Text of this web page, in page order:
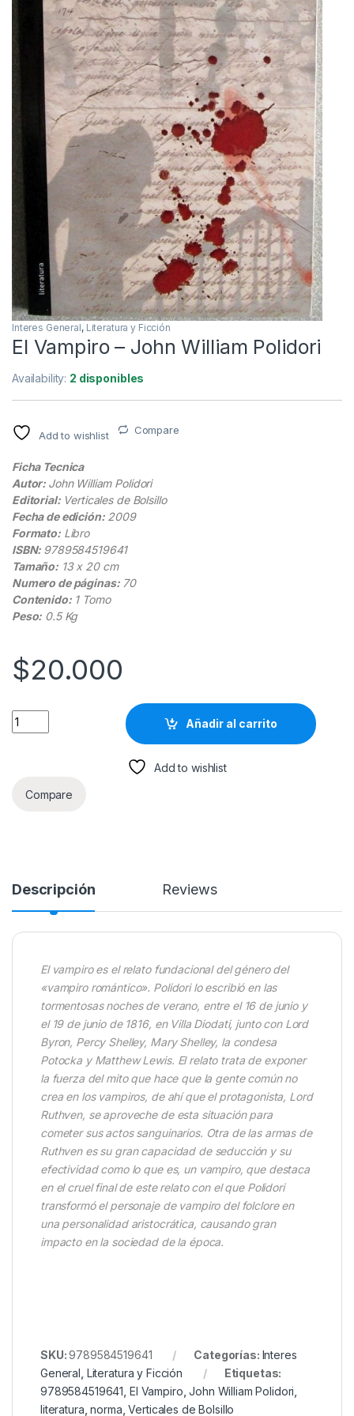
Interes General, Literatura y Ficción
El Vampiro – John William Polidori
Availability: 2 disponibles
Add to wishlist Compare
Ficha Tecnica
Autor: John William Polidori
Editorial:Verticales de Bolsillo
Fecha de edición:2009
Formato:Libro
ISBN: 9789584519641
Tamaño: 13 x 20 cm
Numero de páginas:70
Contenido:1 Tomo
Peso: 0.5 Kg
$20.000
El Vampiro - John William Polidori quantity
Añadir al carrito
Add to wishlist
Compare
Descripción Reviews
El vampiro es el relato fundacional del género del
«vampiro romántico». Polidori lo escribió en las
tormentosas noches de verano, entre el 16 de junio y
el 19 de junio de 1816, en Villa Diodati, junto con Lord
Byron, Percy Shelley, Mary Shelley, la condesa
Potocka y Matthew Lewis. El relato trata de exponer
la fuerza del mito que hace que la gente común no
crea en los vampiros, de ahí que el protagonista, Lord
Ruthven, se aproveche de esta situación para
cometer sus actos sanguinarios. Otra de las armas de
Ruthven es su gran capacidad de seducción y su
efectividad como lo que es, un vampiro, que destaca
en el cruel final de este relato con el que Polidori
transformó el personaje de vampiro del folclore en
una personalidad aristocrática, causando gran
impacto en la sociedad de la época.
SKU:9789584519641 Categorías: Interes
General Literatura y Ficción
Etiquetas:
9789584519641 El Vampiro ,John William Polidori
literatura ,norma ,Verticales de Bolsillo